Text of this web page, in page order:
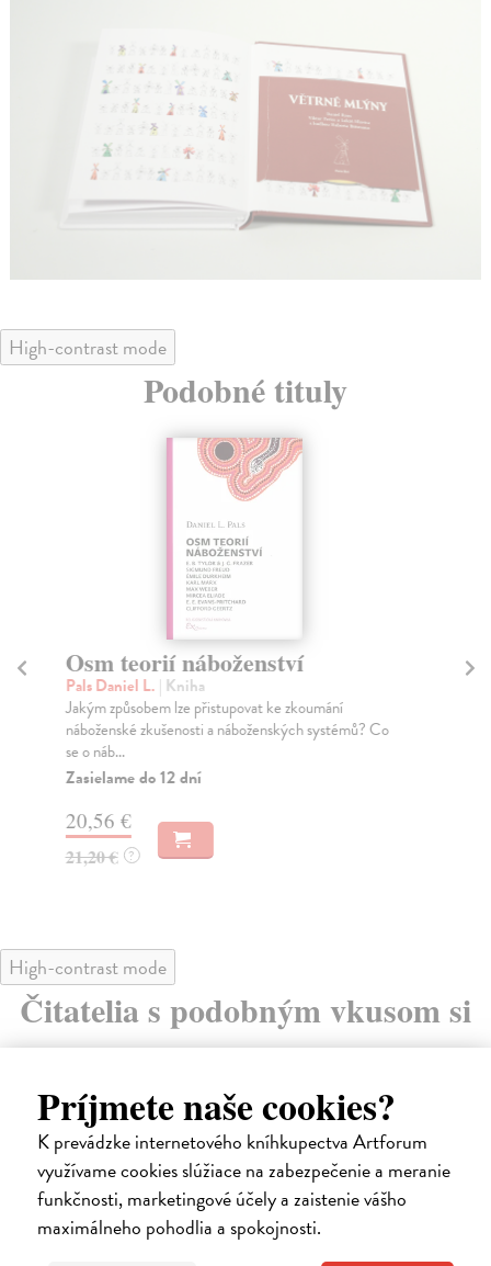
Príjmete naše cookies?
K prevádzke internetového kníhkupectva Artforum
využívame cookies slúžiace na zabezpečenie a meranie
funkčnosti, marketingové účely a zaistenie vášho
maximálneho pohodlia a spokojnosti.
High-contrast mode
Podobné tituly
Osm teorií náboženství
Pals Daniel L. | Kniha
Jakým způsobem lze přistupovat ke zkoumání
náboženské zkušenosti a náboženských systémů? Co
se o náb...
Zasielame do 12 dní
20,56 €
21,20 € ?
High-contrast mode
Čitatelia s podobným vkusom si
kúpili aj: